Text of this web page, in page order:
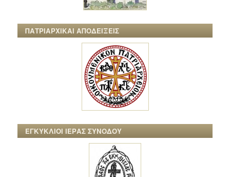
ΠΑΤΡΙΑΡΧΙΚΑΙ ΑΠΟΔΕΙΞΕΙΣ
ΕΓΚΥΚΛΙΟΙ ΙΕΡΑΣ ΣΥΝΟΔΟΥ